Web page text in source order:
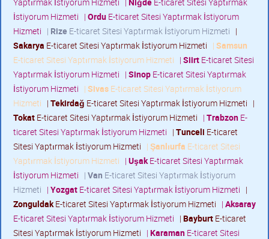
İstiyorum Hizmeti | Ordu E-ticaret Sitesi Yaptırmak İstiyorum
Hizmeti | Rize E-ticaret Sitesi Yaptırmak İstiyorum Hizmeti |
Sakarya E-ticaret Sitesi Yaptırmak İstiyorum Hizmeti | Samsun
E-ticaret Sitesi Yaptırmak İstiyorum Hizmeti | Siirt E-ticaret Sitesi
Yaptırmak İstiyorum Hizmeti | Sinop E-ticaret Sitesi Yaptırmak
İstiyorum Hizmeti | Sivas E-ticaret Sitesi Yaptırmak İstiyorum
Hizmeti | Tekirdağ E-ticaret Sitesi Yaptırmak İstiyorum Hizmeti |
Tokat E-ticaret Sitesi Yaptırmak İstiyorum Hizmeti | Trabzon E-
ticaret Sitesi Yaptırmak İstiyorum Hizmeti | Tunceli E-ticaret
Sitesi Yaptırmak İstiyorum Hizmeti | Şanlıurfa E-ticaret Sitesi
Yaptırmak İstiyorum Hizmeti | UşakE-ticaret Sitesi Yaptırmak
İstiyorum Hizmeti | Van E-ticaret Sitesi Yaptırmak İstiyorum
Hizmeti | Yozgat E-ticaret Sitesi Yaptırmak İstiyorum Hizmeti |
ZonguldakE-ticaret Sitesi Yaptırmak İstiyorum Hizmeti | Aksaray
E-ticaret Sitesi Yaptırmak İstiyorum Hizmeti | Bayburt E-ticaret
Sitesi Yaptırmak İstiyorum Hizmeti | Karaman E-ticaret Sitesi